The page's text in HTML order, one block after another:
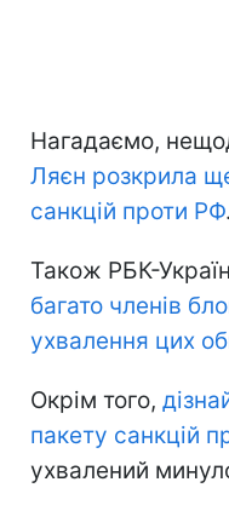
Нагадаємо,
Ляєн розкрила
санкцій проти РФ.
Також РБК-
багато членів
ухвалення цих
Окрім того,
пакету санкцій
ухвалений